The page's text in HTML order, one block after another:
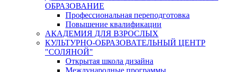
ОБРАЗОВАНИЕ
Профессиональная переподготовка
Повышение квалификации
АКАДЕМИЯ ДЛЯ ВЗРОСЛЫХ
КУЛЬТУРНО-ОБРАЗОВАТЕЛЬНЫЙ ЦЕНТР
"СОЛЯНОЙ"
Открытая школа дизайна
Международные программы